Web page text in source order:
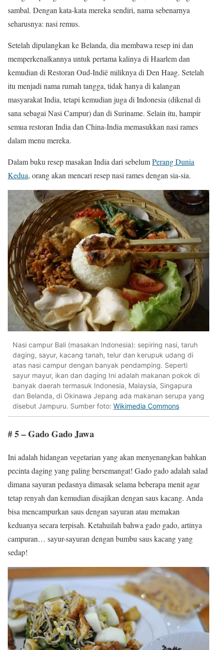
sambal. Dengan kata-kata mereka sendiri, nama sebenarnya
seharusnya: nasi remus.
Setelah dipulangkan ke Belanda, dia membawa resep ini dan
memperkenalkannya untuk pertama kalinya di Haarlem dan
kemudian di Restoran Oud-Indië miliknya di Den Haag. Setelah
itu menjadi nama rumah tangga, tidak hanya di kalangan
masyarakat India, tetapi kemudian juga di Indonesia (dikenal di
sana sebagai Nasi Campur) dan di Suriname. Selain itu, hampir
semua restoran India dan China-India memasukkan nasi rames
dalam menu mereka.
Dalam buku resep masakan India dari sebelumPerang Dunia
Kedua, orang akan mencari resep nasi rames dengan sia-sia.
Nasi campur Bali (masakan Indonesia): sepiring nasi, taruh
daging, sayur, kacang tanah, telur dan kerupuk udang di
atas nasi campur dengan banyak pendamping. Seperti
sayur mayur, ikan dan daging Ini adalah makanan pokok di
banyak daerah termasuk Indonesia, Malaysia, Singapura
dan Belanda, di Okinawa Jepang ada makanan serupa yang
disebut Jampuru. Sumber foto: Wikimedia Commons
# 5 – Gado Gado Jawa
Ini adalah hidangan vegetarian yang akan menyenangkan bahkan
pecinta daging yang paling bersemangat! Gado gado adalah salad
dimana sayuran pedasnya dimasak selama beberapa menit agar
tetap renyah dan kemudian disajikan dengan saus kacang. Anda
bisa mencampurkan saus dengan sayuran atau memakan
keduanya secara terpisah. Ketahuilah bahwa gado gado, artinya
campuran… sayur-sayuran dengan bumbu saus kacang yang
sedap!